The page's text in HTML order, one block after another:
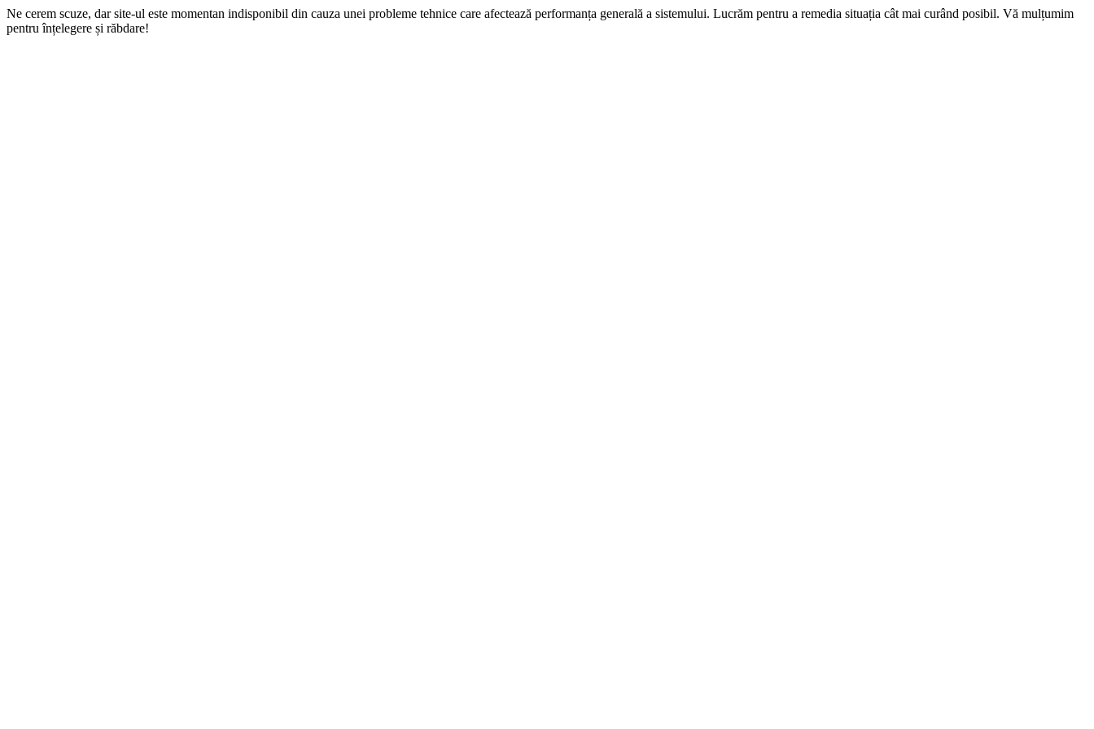
Ne cerem scuze, dar site-ul este momentan indisponibil din cauza unei probleme tehnice care afectează performanța generală a sistemului. Lucrăm pentru a remedia situația cât mai curând posibil. Vă mulțumim
pentru înțelegere și răbdare!